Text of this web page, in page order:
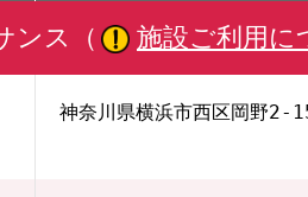
ンス（ 施設ご利用に
神奈川県横浜市西区岡野2-